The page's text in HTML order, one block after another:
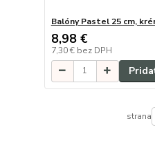
Balóny Pastel 25 cm,
8,98 €
7,30 € bez DPH
strana